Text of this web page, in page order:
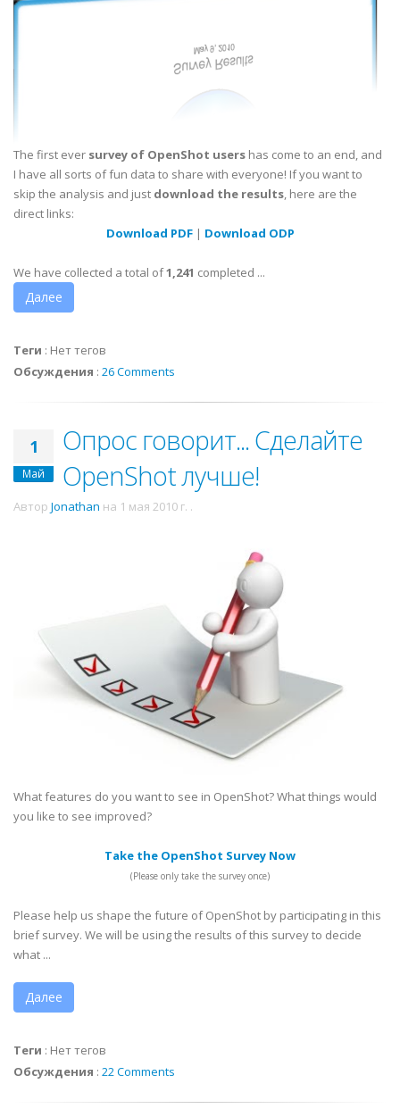
The first ever survey of OpenShot users has come to an end, and
I have all sorts of fun data to share with everyone! If you want to
skip the analysis and just download the results, here are the
direct links:
Download PDF| Download ODP
We have collected a total of1,241 completed ...
Далее
Теги : Нет тегов
Обсуждения : 26 Comments
1
Май
Опрос говорит... Сделайте
OpenShot лучше!
Автор Jonathan на 1 мая 2010 г. .
What features do you want to see in OpenShot? What things would
you like to see improved?
Take the OpenShot Survey Now
(Please only take the survey once)
Please help us shape the future of OpenShot by participating in this
brief survey. We will be using the results of this survey to decide
what ...
Далее
Теги : Нет тегов
Обсуждения : 22 Comments